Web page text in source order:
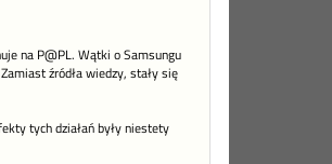
na P@PL. Wątki o Samsungu
źródła wiedzy, stały się
tych działań były niestety